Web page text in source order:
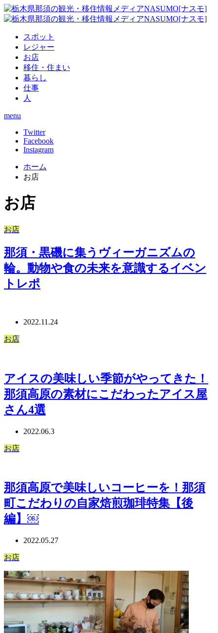
スポット
レジャー
お店
移住・住まい
暮らし
仕事
人
menu
Twitter
Facebook
Instagram
ホーム
お店
お店
お店
那須・黒磯に集うヴィーガニズムの
輪。動物や食の未来を意識するイベン
トレポ
2022.11.24
お店
アイスの美味しい季節がやってきた！
那須高原の素材にこだわったアイス屋
さん4選
2022.06.3
お店
那須高原で美味しいコーヒーを！那須
町こだわりの自家焙煎珈琲特集【後
編】￼
2022.05.27
お店